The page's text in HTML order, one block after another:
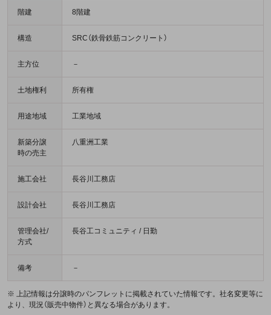
階建 8階建
構造 SRC（鉄骨鉄筋コンクリート）
主方位 －
土地権利 所有権
用途地域 工業地域
新築分譲
時の売主
八重洲工業
施工会社 長谷川工務店
設計会社 長谷川工務店
管理会社/
方式
長谷工コミュニティ / 日勤
備考 －
※ 上記情報は分譲時のパンフレットに掲載されていた情報です。社名変更等に
より、現況（販売中物件）と異なる場合があります。